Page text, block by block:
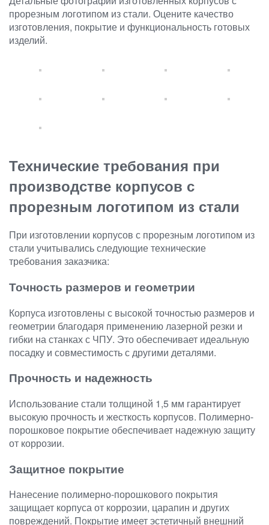
прорезным логотипом из стали. Оцените качество
изготовления, покрытие и функциональность готовых
изделий.
Технические требования при
производстве корпусов с
прорезным логотипом из стали
При изготовлении корпусов с прорезным логотипом из
стали учитывались следующие технические
требования заказчика:
Точность размеров и геометрии
Корпуса изготовлены с высокой точностью размеров и
геометрии благодаря применению лазерной резки и
гибки на станках с ЧПУ. Это обеспечивает идеальную
посадку и совместимость с другими деталями.
Прочность и надежность
Использование стали толщиной 1,5 мм гарантирует
высокую прочность и жесткость корпусов. Полимерно-
порошковое покрытие обеспечивает надежную защиту
от коррозии.
Защитное покрытие
Нанесение полимерно-порошкового покрытия
защищает корпуса от коррозии, царапин и других
повреждений. Покрытие имеет эстетичный внешний